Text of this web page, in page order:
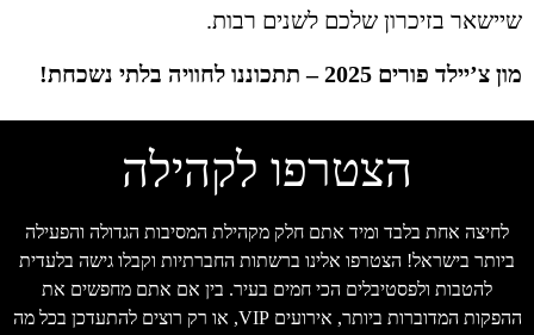
בזיכרון שלכם לשנים רבות.
פורים 2025 – תתכוננו לחוויה בלתי נשכחת!
הצטרפו לקהילה
לחיצה אחת בלבד ומיד אתם חלק מקהילת המסיבות הגדולה והפעילה
בישראל! הצטרפו אלינו ברשתות החברתיות וקבלו גישה בלעדית
להטבות ולפסטיבלים הכי חמים בעיר. בין אם אתם מחפשים את
ההפקות המדוברות ביותר, אירועים VIP, או רק רוצים להתעדכן בכל מה